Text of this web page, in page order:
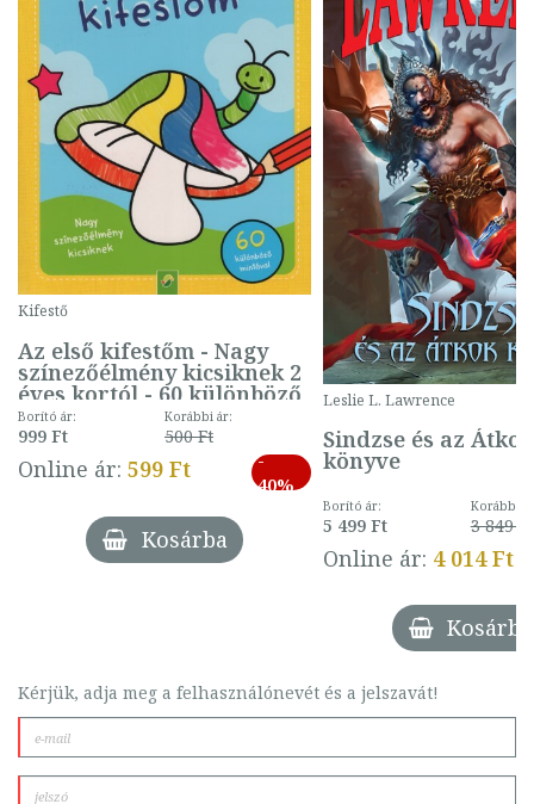
Kifestő
Az első kifestőm - Nagy
színezőélmény kicsiknek 2
éves kortól - 60 különböző
mintával (gombás)
Borító ár:
999 Ft
Korábbi ár:
500 Ft
Online ár: 599 Ft
-
40%
Kosárba
Leslie L. Lawrence
Sindzse és az Átkok
könyve
Borító ár:
5 499 Ft
Korábbi
3 849 Ft
Online ár: 4 014 Ft
Kosárba
Kérjük, adja meg a felhasználónevét és a jelszavát!